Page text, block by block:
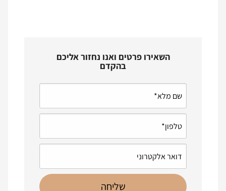
השאירו פרטים ואנו נחזור אליכם
בהקדם